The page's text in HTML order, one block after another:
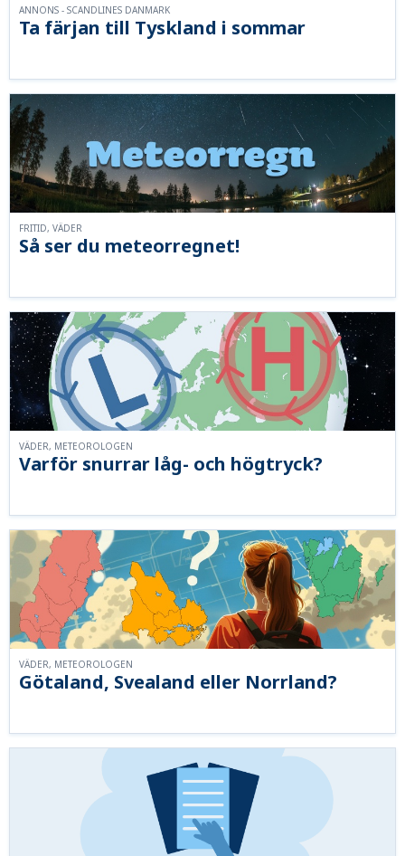
Ta färjan till Tyskland i sommar
ANNONS - SCANDLINES DANMARK
Så ser du meteorregnet!
FRITID, VÄDER
Varför snurrar låg- och högtryck?
VÄDER, METEOROLOGEN
Götaland, Svealand eller Norrland?
VÄDER, METEOROLOGEN